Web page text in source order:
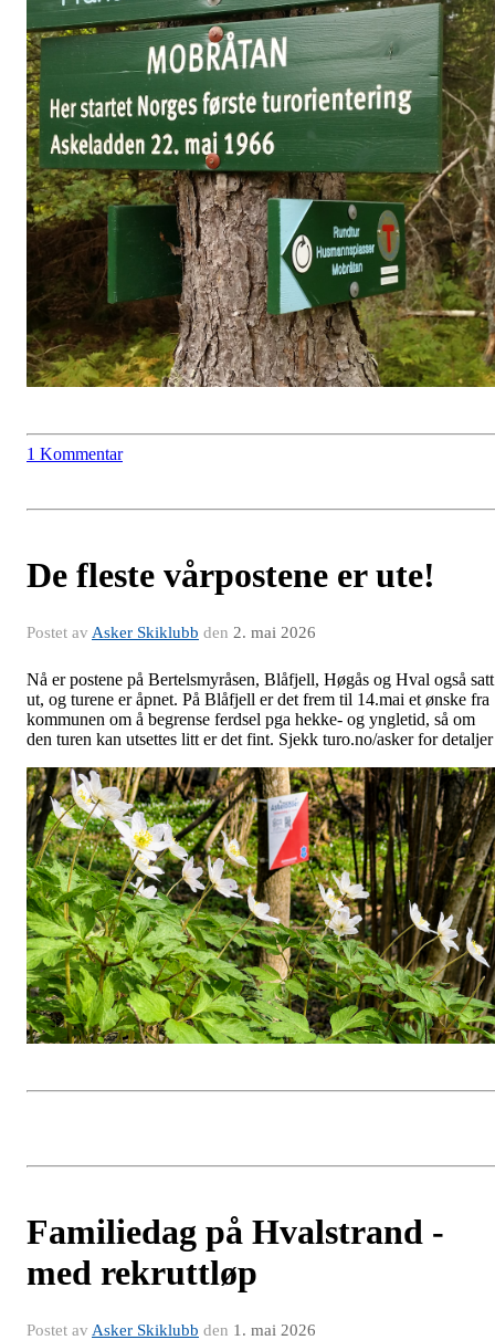
1 Kommentar
De fleste vårpostene er ute!
Postet av Asker Skiklubb den 2. mai 2026
Nå er postene på Bertelsmyråsen, Blåfjell, Høgås og Hval også satt
ut, og turene er åpnet. På Blåfjell er det frem til 14.mai et ønske fra
kommunen om å begrense ferdsel pga hekke- og yngletid, så om
den turen kan utsettes litt er det fint. Sjekk turo.no/asker for detaljer
Familiedag på Hvalstrand -
med rekruttløp
Postet av Asker Skiklubb den 1. mai 2026